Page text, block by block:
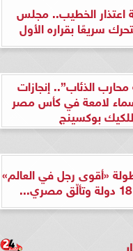
اعتذار الخطيب.. مجلس
سريعًا بقراره الأول
محارب الذئاب”.. إنجازات
لامعة في كأس مصر
للكيك بوكسينج
«أقوى رجل في العالم»